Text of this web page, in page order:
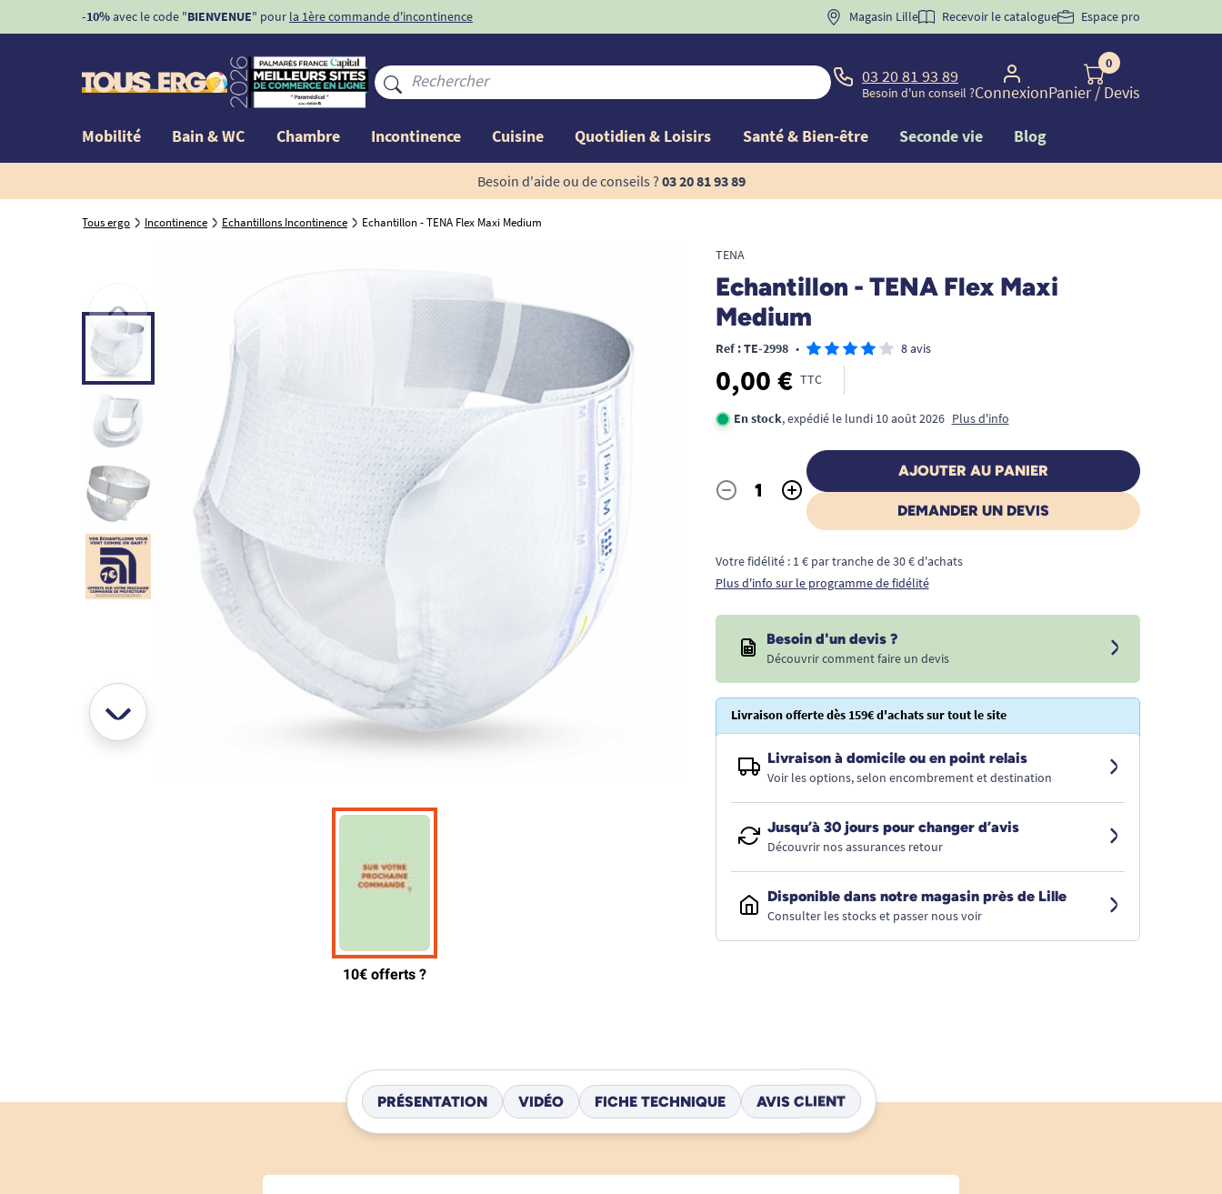
-10%avec le code "BIENVENUE" pour la 1ère commande d'incontinence Magasin Lille Recevoir le catalogue Espace pro
03 20 81 93 89
Besoin d'un conseil ?Connexion
0
Panier/ Devis
Mobilité Bain & WC Chambre Incontinence Cuisine Quotidien & Loisirs Santé & Bien-être Seconde vie Blog
Besoin d'aide ou de conseils ? 03 20 81 93 89
Tous ergo Incontinence Echantillons Incontinence Echantillon - TENA Flex Maxi Medium
TENA
Echantillon - TENA Flex Maxi
Medium
Ref : TE-2998 • 8 avis
0,00 € TTC
En stock, expédié le lundi 10 août 2026 Plus d'info
Quantité
- +
AJOUTER AU PANIER
DEMANDER UN DEVIS
Votre fidélité : 1 € par tranche de 30 € d'achats
Plus d'info sur le programme de fidélité
Besoin d'un devis ?
Découvrir comment faire un devis
Livraison offerte dès 159€ d'achats sur tout le site
Livraison à domicile ou en point relais
Voir les options, selon encombrement et destination
Jusqu’à 30 jours pour changer d’avis
Découvrir nos assurances retour
Disponible dans notre magasin près de Lille
Consulter les stocks et passer nous voir
PRÉSENTATION VIDÉO FICHE TECHNIQUE AVIS CLIENT